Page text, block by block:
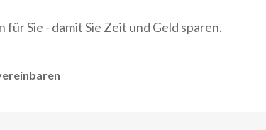
Sie - damit Sie Zeit und Geld sparen.